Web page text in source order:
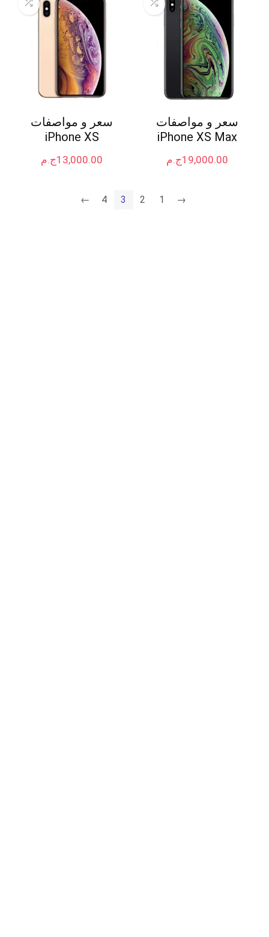
سعر و مواصفات
iPhone XS Max
ج.م19,000.00
سعر و مواصفات
iPhone XS
ج.م13,000.00
→
1
2
3
4
←